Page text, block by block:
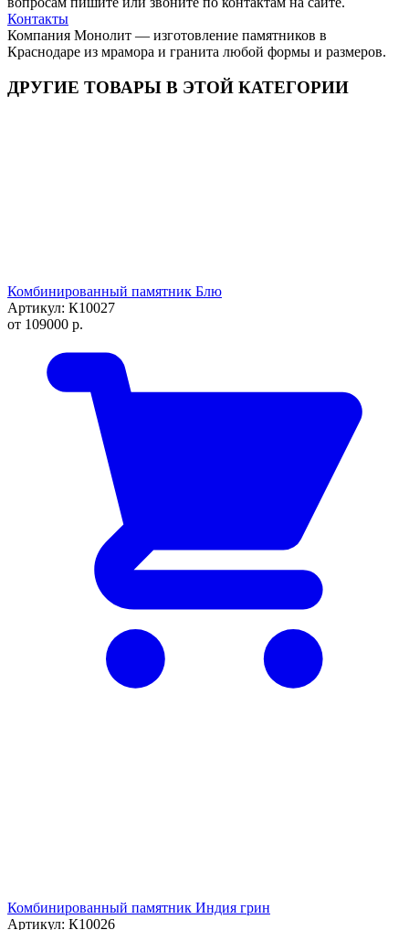
Контакты
Компания Монолит — изготовление памятников в
Краснодаре из мрамора и гранита любой формы и размеров.
ДРУГИЕ ТОВАРЫ В ЭТОЙ КАТЕГОРИИ
Комбинированный памятник Блю
Артикул: К10027
от 109000 р.
Комбинированный памятник Индия грин
Артикул: К10026